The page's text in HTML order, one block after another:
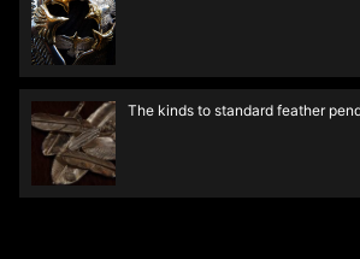
The kinds to standard feather